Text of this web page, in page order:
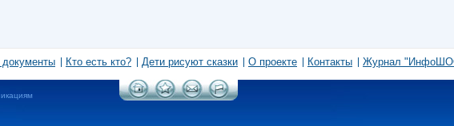
Кто есть кто? Дети рисуют сказки О проекте Контакты Журнал